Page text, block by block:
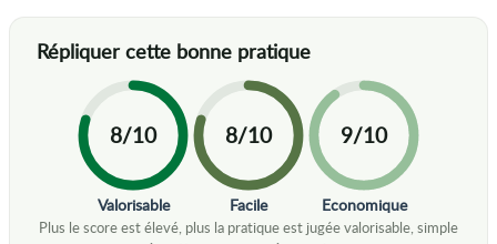
8/10
Valorisable
8/10
Facile
9/10
Economique